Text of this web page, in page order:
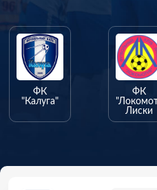
ФК
"Калуга"
ФК
Лиски